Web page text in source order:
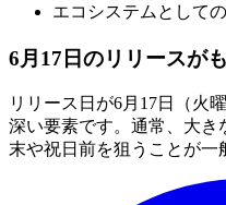
エコシステムとして
6月17日のリリースが
リリース日が6月17日（火
深い要素です。通常、大き
末や祝日前を狙うことが一